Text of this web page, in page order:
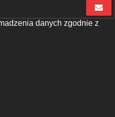
danych zgodnie z